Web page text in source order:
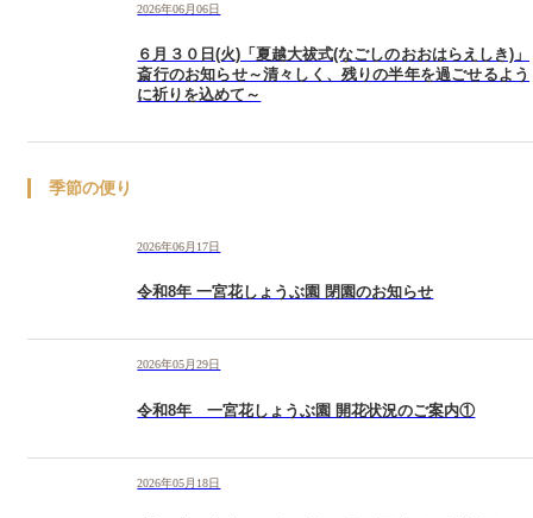
2026年06月06日
６月３０日(火)「夏越大祓式(なごしのおおはらえしき)」
斎行のお知らせ～清々しく、残りの半年を過ごせるよう
に祈りを込めて～
季節の便り
2026年06月17日
令和8年 一宮花しょうぶ園 閉園のお知らせ
2026年05月29日
令和8年 一宮花しょうぶ園 開花状況のご案内①
2026年05月18日